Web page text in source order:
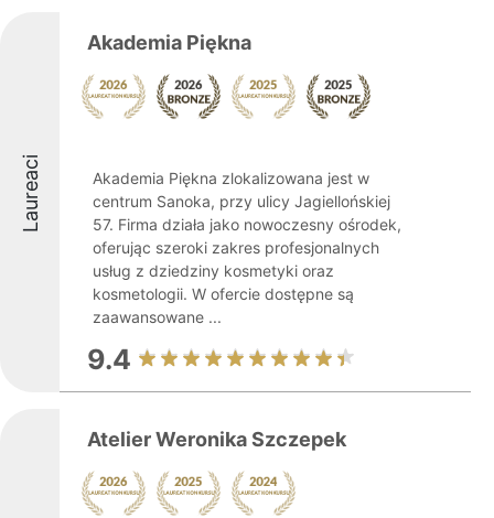
Laureaci
Akademia Piękna
Akademia Piękna zlokalizowana jest w
centrum Sanoka, przy ulicy Jagiellońskiej
57. Firma działa jako nowoczesny ośrodek,
oferując szeroki zakres profesjonalnych
usług z dziedziny kosmetyki oraz
kosmetologii. W ofercie dostępne są
zaawansowane ...
9.4
Atelier Weronika Szczepek